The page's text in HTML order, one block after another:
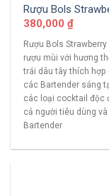
Rượu Bols
380,000 ₫
Rượu Bols
rượu mùi với hương
trái dâu tây thích hợp
các Bartender sáng
các loại cocktail độc
cả người tiêu dùng
Bartender